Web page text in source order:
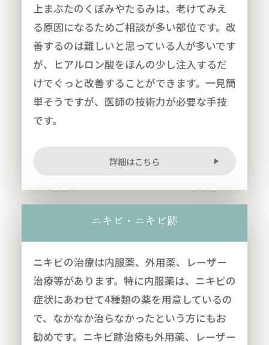
上まぶたのくぼみやたるみは、老けてみえ
る原因になるためご相談が多い部位です。改
善するのは難しいと思っている人が多いです
が、ヒアルロン酸をほんの少し注入するだ
けでぐっと改善することができます。一見簡
単そうですが、医師の技術力が必要な手技
です。
詳細はこちら
ニキビ・ニキビ跡
ニキビの治療は内服薬、外用薬、レーザー
治療等があります。特に内服薬は、ニキビの
症状にあわせて4種類の薬を用意しているの
で、なかなか治らなかったという方にもお
勧めです。ニキビ跡治療も外用薬、レーザー